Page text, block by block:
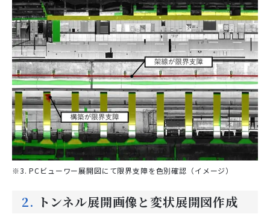
※3. PCビューワー展開図にて限界支障を色別確認（イメージ）
2. トンネル展開画像と変状展開図作成